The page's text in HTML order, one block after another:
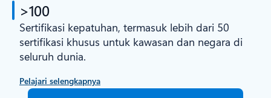
>100
Sertifikasi kepatuhan, termasuk lebih dari 50
sertifikasi khusus untuk kawasan dan negara di
seluruh dunia.
Pelajari selengkapnya